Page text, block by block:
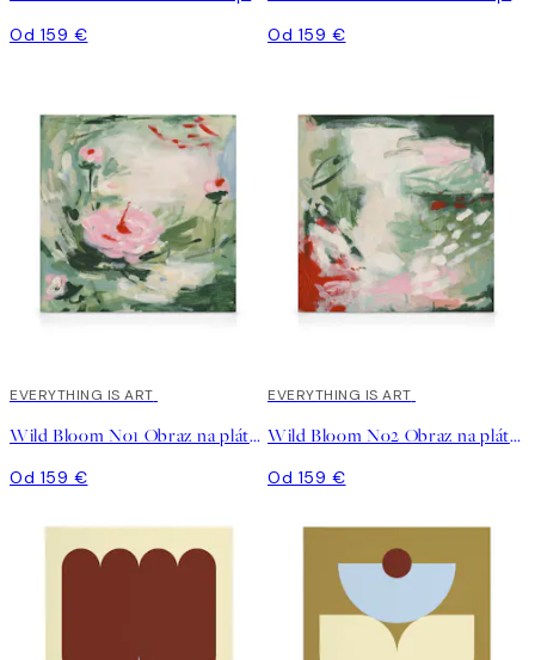
Od 159 € Od 159 €
EVERYTHING IS ART
Wild Bloom No1 Obraz na plátne
Od 159 €
EVERYTHING IS ART
Wild Bloom No2 Obraz na plátne
Od 159 €